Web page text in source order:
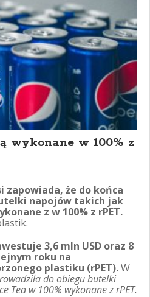
wykonane w 100% z
zapowiada, że do końca
napojów takich jak
z w 100% z rPET.
3,6 mln USD oraz 8
roku na
plastiku (rPET).W
do obiegu butelki
Tea w 100% wykonane z rPET.